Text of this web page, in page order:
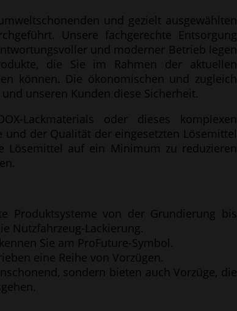
und gezielt ausgewählten
Unsere fachgerechte Entsorgung
und moderner Betrieb legen
die Sie im Rahmen der aktuellen
können. Die ökonomischen und zugleich
unseren Kunden diese Sicherheit.
Lackmaterials oder dieses komplexen
der Qualität der eingesetzten Lösemittel
Lösemittel auf ein Minimum zu reduzieren
Produktsysteme von der Grundierung bis
Nutzfahrzeug-Lackierung.
Sie am ProFuture-Symbol.
eine Reihe von Vorzügen.
sondern bieten auch Vorzüge, die